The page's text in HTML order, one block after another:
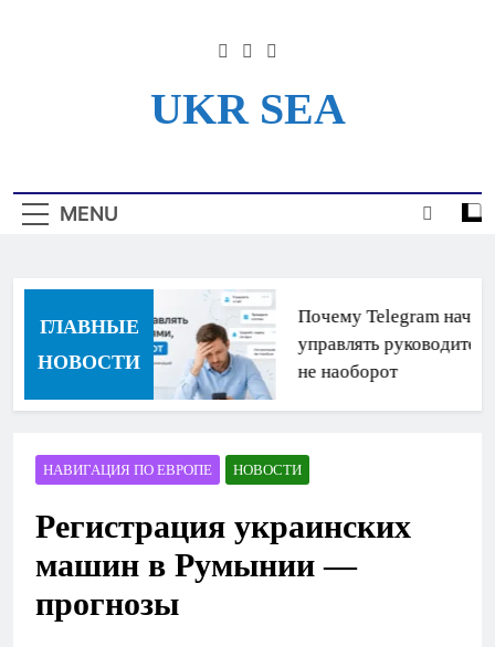
UKR SEA
Для Моряков Украины
MENU
ГЛАВНЫЕ
НОВОСТИ
Почему Telegram
управлять
не наоборот
НАВИГАЦИЯ ПО ЕВРОПЕ НОВОСТИ
Регистрация украинских
машин в Румынии —
прогнозы